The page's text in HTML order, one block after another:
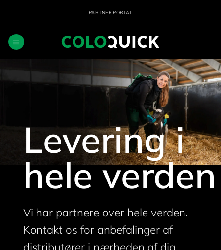
PARTNER PORTAL
Levering i
hele verden
Vi har partnere over hele verden.
Kontakt os for anbefalinger af
distributører i nærheden af dig.